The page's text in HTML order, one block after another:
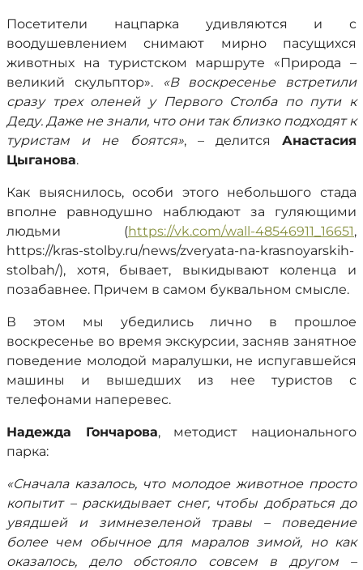
Посетители нацпарка удивляются и с
воодушевлением снимают мирно пасущихся
животных на туристском маршруте «Природа –
великий скульптор».
«В воскресенье встретили
сразу трех оленей у Первого Столба по пути к
Деду. Даже не знали, что они так близко подходят к
туристам и не боятся», – делится Анастасия
Цыганова.
Как выяснилось, особи этого небольшого стада
вполне равнодушно наблюдают за гуляющими
людьми (https://vk.com/wall-48546911_16651,
https://kras-stolby.ru/news/zveryata-na-krasnoyarskih-
stolbah/), хотя, бывает, выкидывают коленца и
позабавнее. Причем в самом буквальном смысле.
В этом мы убедились лично в прошлое
воскресенье во время экскурсии, засняв занятное
поведение молодой маралушки, не испугавшейся
машины и вышедших из нее туристов с
телефонами наперевес.
Надежда Гончарова, методист национального
парка:
«Сначала казалось, что молодое животное просто
копытит – раскидывает снег, чтобы добраться до
увядшей и зимнезеленой травы – поведение
более чем обычное для маралов зимой, но как
оказалось, дело обстояло совсем в другом –